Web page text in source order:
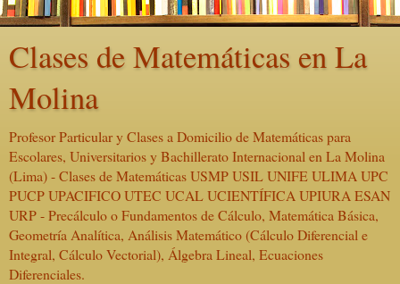
Clases de Matemáticas en La
Molina
Profesor Particular y Clases a Domicilio de Matemáticas para
Escolares, Universitarios y Bachillerato Internacional en La Molina
(Lima) - Clases de Matemáticas USMP USIL UNIFE ULIMA UPC
PUCP UPACIFICO UTEC UCAL UCIENTÍFICA UPIURA ESAN
URP - Precálculo o Fundamentos de Cálculo, Matemática Básica,
Geometría Analítica, Análisis Matemático (Cálculo Diferencial e
Integral, Cálculo Vectorial), Álgebra Lineal, Ecuaciones
Diferenciales.